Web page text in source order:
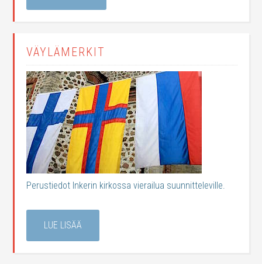
VÄYLÄMERKIT
Perustiedot Inkerin kirkossa vierailua suunnitteleville.
LUE LISÄÄ